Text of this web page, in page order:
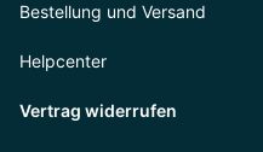
Bestellung und Versand
Helpcenter
Vertrag widerrufen